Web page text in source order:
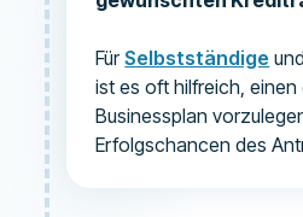
FürSelbstständige
ist es oft hilfreich, einen
Businessplan
Erfolgschancen des